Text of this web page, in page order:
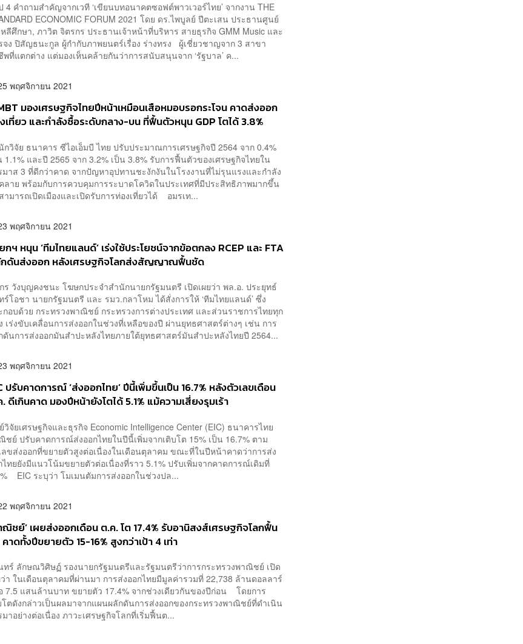
4 คำถามสำคัญจากเวที ‘เขียนบทอนาคตซอฟต์พาวเวอร์ไทย’ จากงาน THE
ECONOMIC FORUM 2021 โดย ดร.ไพบูลย์ ปีตะเสน ประธานศูนย์
หลีศึกษา, ภาวิต จิตรกร ประธานเจ้าหน้าที่บริหาร สายธุรกิจ GMM Music และ
จง ปิสัญธนะกูล ผู้กำกับภาพยนตร์เรื่อง ร่างทรง ผู้เชี่ยวชาญจาก 3 สาขา
พที่แตกต่าง แต่มองเห็นคล้ายกันว่าการสนับสนุนจาก ‘รัฐบาล’ ค...
พฤศจิกายน 2021
มองเศรษฐกิจไทยปีหน้าเหมือนเสือหมอบรอกระโจน คาดส่งออก
เที่ยว และกำลังซื้อระดับกลาง-บน ที่ฟื้นตัวหนุน GDP โตได้ 3.8%
กวิจัย ธนาคาร ซีไอเอ็มบี ไทย ปรับประมาณการเศรษฐกิจปี 2564 จาก 0.4%
1.1% และปี 2565 จาก 3.2% เป็น 3.8% รับการฟื้นตัวของเศรษฐกิจไทยใน
มาส 3 ที่ดีกว่าคาด จากปัญหาอุปทานชะงักงันในโรงงานที่ไม่รุนแรงและกำลัง
ลาย พร้อมกับการควบคุมการระบาดโควิดในประเทศที่มีประสิทธิภาพมากขึ้น
ามารถเปิดเมืองและเปิดรับการท่องเที่ยวได้ อมรเท...
พฤศจิกายน 2021
กฯ หนุน ‘ทีมไทยแลนด์’ เร่งใช้ประโยชน์จากข้อตกลง RCEP และ FTA
ดันส่งออก หลังเศรษฐกิจโลกส่งสัญญาณฟื้นชัด
ร วังบุญคงชนะ โฆษกประจำสำนักนายกรัฐมนตรี เปิดเผยว่า พล.อ. ประยุทธ์
ร์โอชา นายกรัฐมนตรี และ รมว.กลาโหม ได้สั่งการให้ ‘ทีมไทยแลนด์’ ซึ่ง
กอบด้วย กระทรวงพาณิชย์ กระทรวงการต่างประเทศ และส่วนราชการไทยทุก
เร่งขับเคลื่อนการส่งออกในช่วงที่เหลือของปี ผ่านยุทธศาสตร์ต่างๆ เช่น การ
ดันการส่งออกมันสำปะหลังไทยภายใต้ยุทธศาสตร์มันสำปะหลังไทยปี 2564...
พฤศจิกายน 2021
ปรับคาดการณ์ ‘ส่งออกไทย’ ปีนี้เพิ่มขึ้นเป็น 16.7% หลังตัวเลขเดือน
ดีเกินคาด มองปีหน้ายังโตได้ 5.1% แม้ความเสี่ยงรุมเร้า
วิจัยเศรษฐกิจและธุรกิจ Economic Intelligence Center (EIC) ธนาคารไทย
ชย์ ปรับคาดการณ์ส่งออกไทยในปีนี้เพิ่มจากเติบโต 15% เป็น 16.7% ตาม
ลขส่งออกที่ขยายตัวสูงต่อเนื่องในเดือนตุลาคม ขณะที่ในปีหน้าคาดว่าการส่ง
ไทยยังมีแนวโน้มขยายตัวต่อเนื่องที่ราว 5.1% ปรับเพิ่มจากคาดการณ์เดิมที่
EIC ระบุว่า โมเมนตัมการส่งออกในช่วงปล...
พฤศจิกายน 2021
ณิชย์’ เผยส่งออกเดือน ต.ค. โต 17.4% รับอานิสงส์เศรษฐกิจโลกฟื้น
าดทั้งปีขยายตัว 15-16% สูงกว่าเป้า 4 เท่า
ทร์ ลักษณวิศิษฏ์ รองนายกรัฐมนตรีและรัฐมนตรีว่าการกระทรวงพาณิชย์ เปิด
ว่า ในเดือนตุลาคมที่ผ่านมา การส่งออกไทยมีมูลค่ารวมที่ 22,738 ล้านดอลลาร์
7.5 แสนล้านบาท ขยายตัว 17.4% จากช่วงเดียวกันของปีก่อน โดยการ
โตดังกล่าวเป็นผลมาจากแผนผลักดันการส่งออกของกระทรวงพาณิชย์ที่ดำเนิน
มาอย่างต่อเนื่อง ภาวะเศรษฐกิจโลกที่เริ่มฟื้นต...